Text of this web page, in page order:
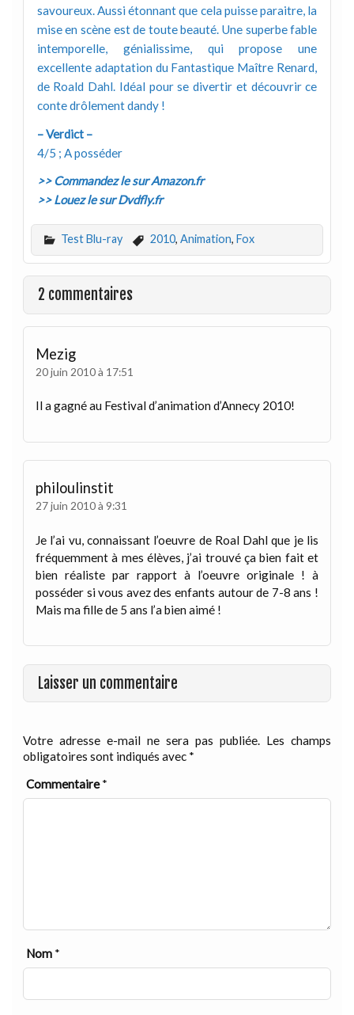
savoureux. Aussi étonnant que cela puisse paraitre, la
mise en scène est de toute beauté. Une superbe fable
intemporelle, génialissime, qui propose une
excellente adaptation du Fantastique Maître Renard,
de Roald Dahl. Idéal pour se divertir et découvrir ce
conte drôlement dandy !
– Verdict –
4/5 ; A posséder
>> Commandez le sur Amazon.fr
>> Louez le sur Dvdfly.fr
Test Blu-ray 2010, Animation, Fox
2 commentaires
Mezig
20 juin 2010 à 17:51
Il a gagné au Festival d’animation d’Annecy 2010!
philoulinstit
27 juin 2010 à 9:31
Je l’ai vu, connaissant l’oeuvre de Roal Dahl que je lis
fréquemment à mes élèves, j’ai trouvé ça bien fait et
bien réaliste par rapport à l’oeuvre originale ! à
posséder si vous avez des enfants autour de 7-8 ans !
Mais ma fille de 5 ans l’a bien aimé !
Laisser un commentaire
Votre adresse e-mail ne sera pas publiée. Les champs
obligatoires sont indiqués avec *
Commentaire*
Nom *